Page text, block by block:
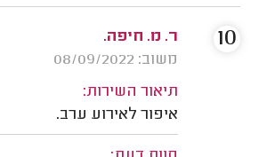
ר. מ. חיפה.
משוב: 08/09/2022
תיאור השירות:
איפור לאירוע ערב.
10